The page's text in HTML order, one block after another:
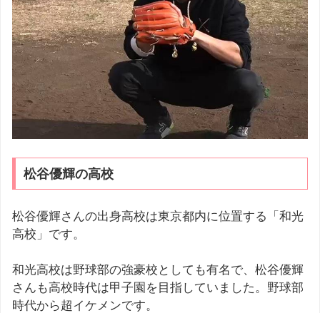
松谷優輝の高校
松谷優輝さんの出身高校は東京都内に位置する「和光
高校」です。
和光高校は野球部の強豪校としても有名で、松谷優輝
さんも高校時代は甲子園を目指していました。野球部
時代から超イケメンです。